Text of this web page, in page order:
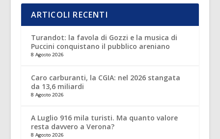
ARTICOLI RECENTI
Turandot: la favola di Gozzi e la musica di
Puccini conquistano il pubblico areniano
8 Agosto 2026
Caro carburanti, la CGIA: nel 2026 stangata
da 13,6 miliardi
8 Agosto 2026
A Luglio 916 mila turisti. Ma quanto valore
resta davvero a Verona?
8 Agosto 2026